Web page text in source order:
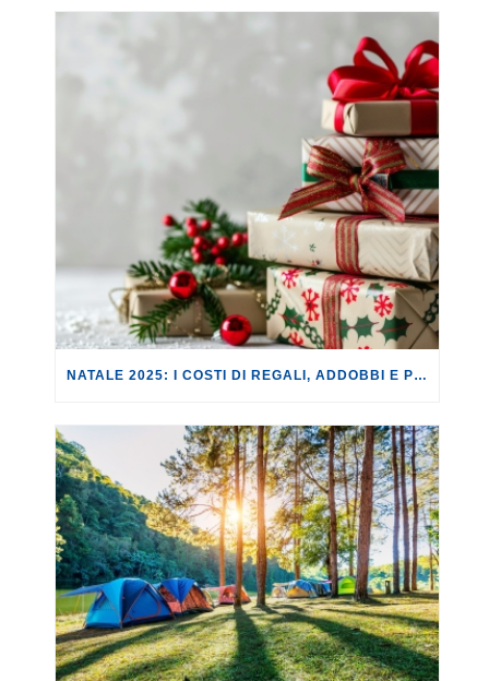
NATALE 2025: I COSTI DI REGALI, ADDOBBI E PRELIBATEZZE AUMENTANO MEDIAMENTE DEL +3,7%.